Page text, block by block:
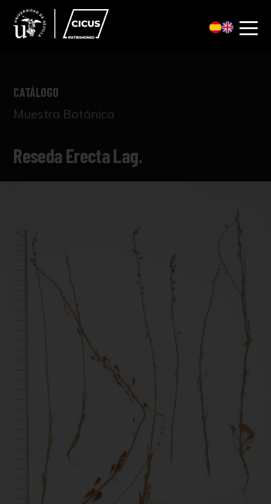
CATÁLOGO
Muestra Botánica
Reseda Erecta Lag.